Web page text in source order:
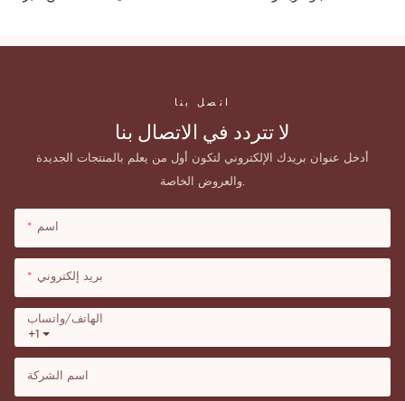
اتصل بنا
لا تتردد في الاتصال بنا
أدخل عنوان بريدك الإلكتروني لتكون أول من يعلم بالمنتجات الجديدة
اسم
بريد إلكتروني
+1
الهاتف/واتساب
اسم الشركة